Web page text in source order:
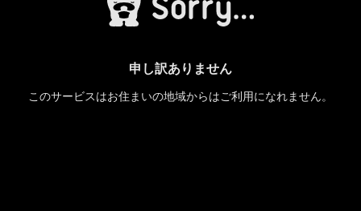
申し訳ありません
このサービスはお住まいの地域からはご利用になれません。